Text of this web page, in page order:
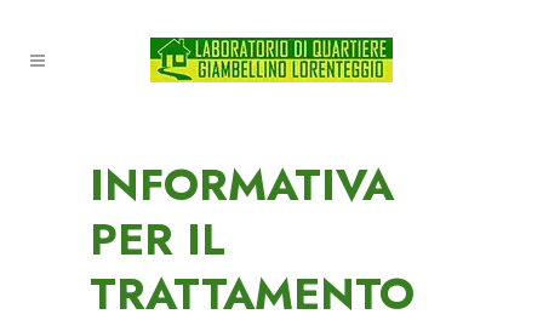
INFORMATIVA
PER IL
TRATTAMENTO